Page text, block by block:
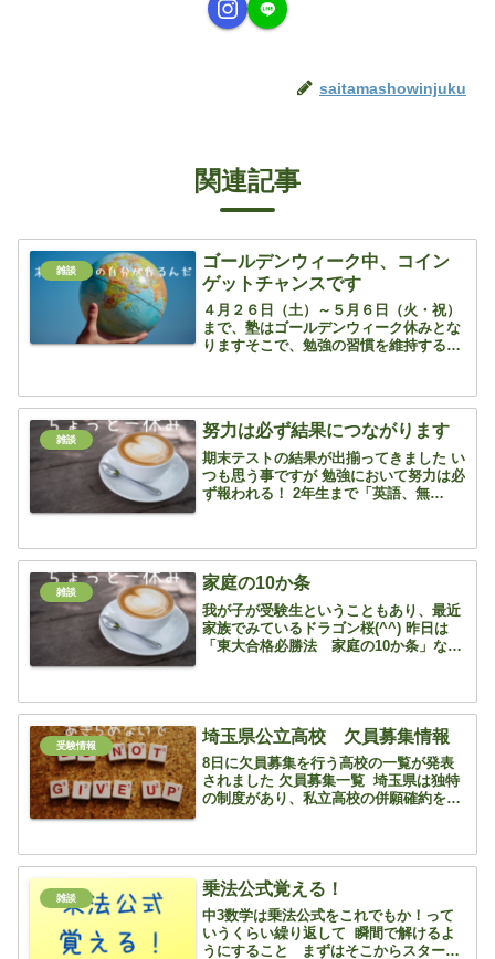
saitamashowinjuku
関連記事
雑談
ゴールデンウィーク中、コイン
ゲットチャンスです
４月２６日（土）～５月６日（火・祝）
まで、塾はゴールデンウィーク休みとな
りますそこで、勉強の習慣を維持するた
ン富豪になりましょう！ 【ミッショ
雑談 努力は必ず結果につながります
期末テストの結果が出揃ってきました い
つも思う事ですが 勉強において努力は必
ず報われる！ 2年生まで「英語、無
かった子 しかし、3年生になり北辰テス
トを受け「そうもい...
雑談 家庭の10か条
我が子が受験生ということもあり、最近
家族でみているドラゴン桜(^^) 昨日は
「東大合格必勝法 家庭の10か条」なる
高生の保護者にとって、なかなかうまい
ことまとめあげた...
受験情報 埼玉県公立高校 欠員募集情報
8日に欠員募集を行う高校の一覧が発表
されました 欠員募集一覧 埼玉県は独特
の制度があり、私立高校の併願確約を押
ている子もいます 3日の発表で涙を飲ん
だ子にとっては非常...
雑談 乗法公式覚える！
中3数学は乗法公式をこれでもか！って
いうくらい繰り返して 瞬間で解けるよ
うにすること まずはそこからスタート